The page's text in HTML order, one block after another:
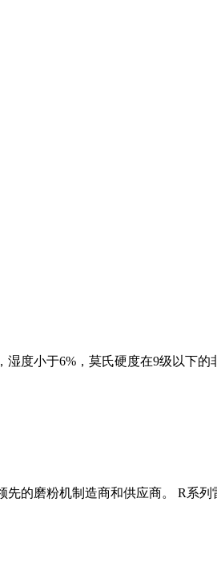
度小于6%，莫氏硬度在9级以下
的磨粉机制造商和供应商。 R系